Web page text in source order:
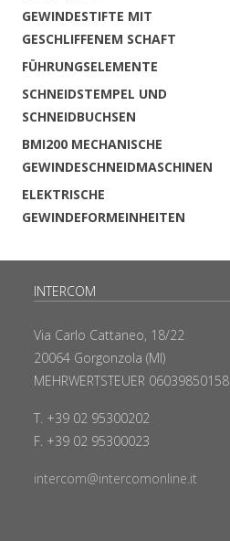
GEWINDESTIFTE MIT
GESCHLIFFENEM SCHAFT
FÜHRUNGSELEMENTE
SCHNEIDSTEMPEL UND
SCHNEIDBUCHSEN
BMI200 MECHANISCHE
GEWINDESCHNEIDMASCHINEN
ELEKTRISCHE
GEWINDEFORMEINHEITEN
INTERCOM
Via Carlo Cattaneo, 18/22
20064 Gorgonzola (MI)
MEHRWERTSTEUER 06039850158
T. +39 02 95300202
F. +39 02 95300023
intercom@intercomonline.it